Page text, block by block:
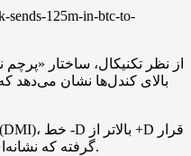
از نظر تکنیکال، ساختار «پرچم
گرفته که نشانه‌ای از قدرت بیشتر فروشندگان است.